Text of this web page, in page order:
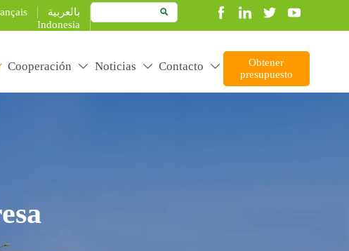
بالعربية
Indonesia

Cooperación  Noticias  Contacto 
Obtener
presupuesto